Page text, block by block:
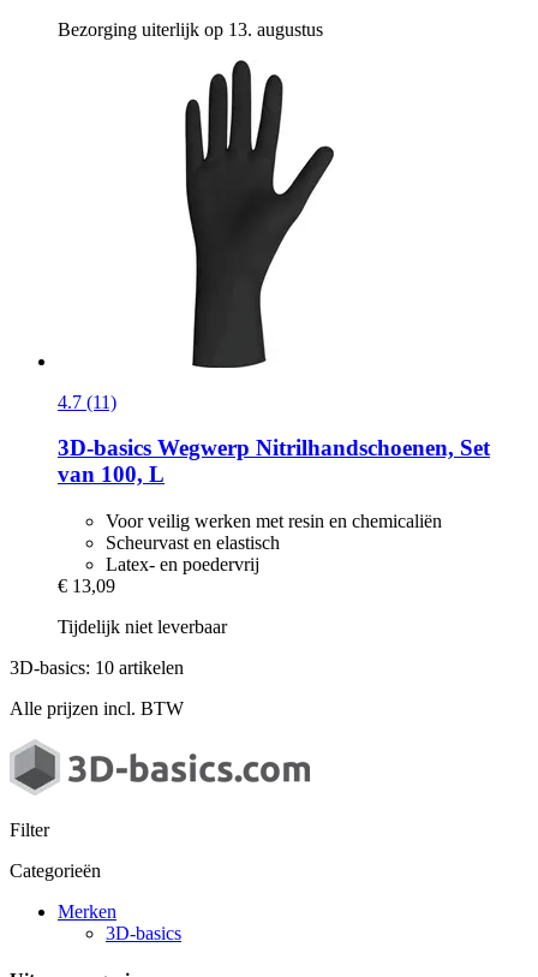
Bezorging uiterlijk op 13. augustus
4.7 (11)
3D-basics Wegwerp Nitrilhandschoenen, Set
van 100, L
Voor veilig werken met resin en chemicaliën
Scheurvast en elastisch
Latex- en poedervrij
€ 13,09
Tijdelijk niet leverbaar
3D-basics: 10 artikelen
Alle prijzen incl. BTW
Filter
Categorieën
Merken
3D-basics